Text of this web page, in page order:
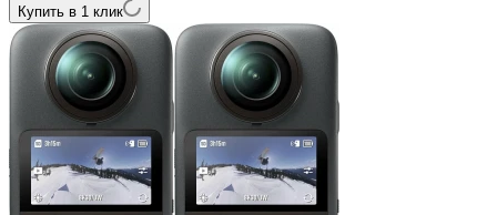
Купить в 1 клик